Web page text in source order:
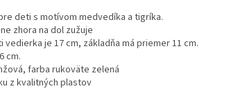
deti s motívom medvedíka a tigríka.
zhora na dol zužuje
je 17 cm, základňa má priemer 11 cm.
cm.
farba rukoväte zelená
z kvalitných plastov